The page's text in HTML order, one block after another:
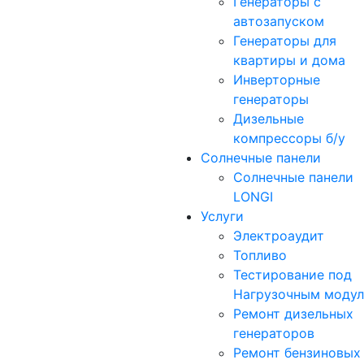
автозапуском
Генераторы для
квартиры и дома
Инверторные
генераторы
Дизельные
компрессоры б/у
Солнечные панели
Солнечные панели
LONGI
Услуги
Электроаудит
Топливо
Тестирование под
Нагрузочным
Ремонт дизельных
генераторов
Ремонт бензиновых